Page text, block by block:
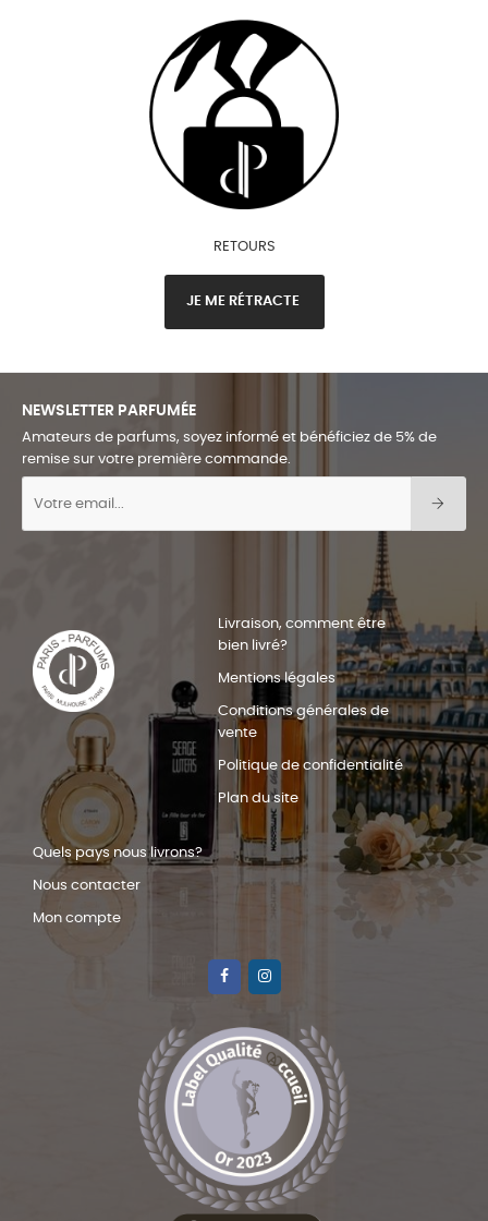
RETOURS
JE ME RÉTRACTE
NEWSLETTER PARFUMÉE
Amateurs de parfums, soyez informé et bénéficiez de 5% de
remise sur votre première commande.
Livraison, comment être
bien livré?
Mentions légales
Conditions générales de
vente
Politique de confidentialité
Plan du site
Quels pays nous livrons?
Nous contacter
Mon compte